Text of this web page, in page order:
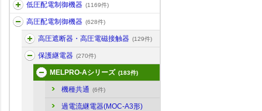
低圧配電制御機器 (1169件)
高圧配電制御機器 (628件)
高圧遮断器・高圧電磁接触器 (129件)
保護継電器 (270件)
MELPRO-Aシリーズ (183件)
機種共通 (6件)
過電流継電器(MOC-A3形)